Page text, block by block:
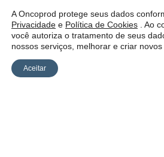
Uma empresa:
nas
A Oncoprod protege seus dados
Privacidade e Política de Cookies . Ao
você autoriza o tratamento de seus
nossos serviços, melhorar e criar novos
Aceitar